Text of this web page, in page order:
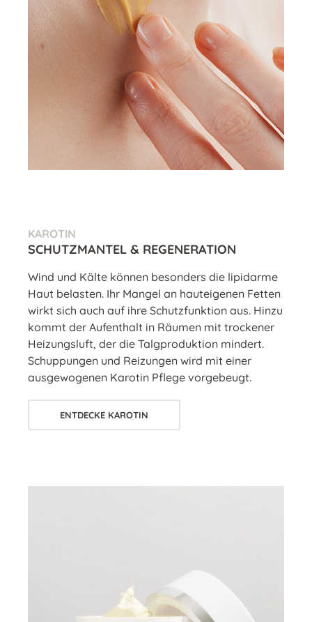
KAROTIN
SCHUTZMANTEL & REGENERATION
Wind und Kälte können besonders die lipidarme
Haut belasten. Ihr Mangel an hauteigenen Fetten
wirkt sich auch auf ihre Schutzfunktion aus. Hinzu
kommt der Aufenthalt in Räumen mit trockener
Heizungsluft, der die Talgproduktion mindert.
Schuppungen und Reizungen wird mit einer
ausgewogenen Karotin Pflege vorgebeugt.
ENTDECKE KAROTIN